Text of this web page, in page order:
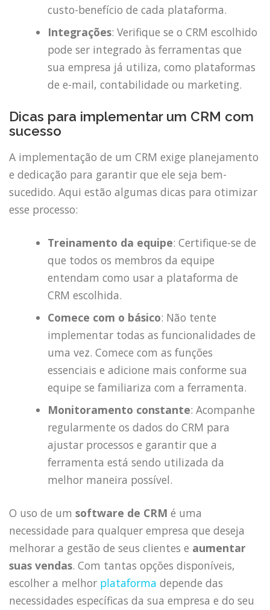
custo-benefício de cada plataforma.
Integrações: Verifique se o CRM escolhido
pode ser integrado às ferramentas que
sua empresa já utiliza, como plataformas
de e-mail, contabilidade ou marketing.
Dicas para implementar um CRM com
sucesso
A implementação de um CRM exige planejamento
e dedicação para garantir que ele seja bem-
sucedido. Aqui estão algumas dicas para otimizar
esse processo:
Treinamento da equipe: Certifique-se de
que todos os membros da equipe
entendam como usar a plataforma de
CRM escolhida.
Comece com o básico: Não tente
implementar todas as funcionalidades de
uma vez. Comece com as funções
essenciais e adicione mais conforme sua
equipe se familiariza com a ferramenta.
Monitoramento constante: Acompanhe
regularmente os dados do CRM para
ajustar processos e garantir que a
ferramenta está sendo utilizada da
melhor maneira possível.
O uso de um software de CRM é uma
necessidade para qualquer empresa que deseja
melhorar a gestão de seus clientes e aumentar
suas vendas. Com tantas opções disponíveis,
escolher a melhor plataforma depende das
necessidades específicas da sua empresa e do seu